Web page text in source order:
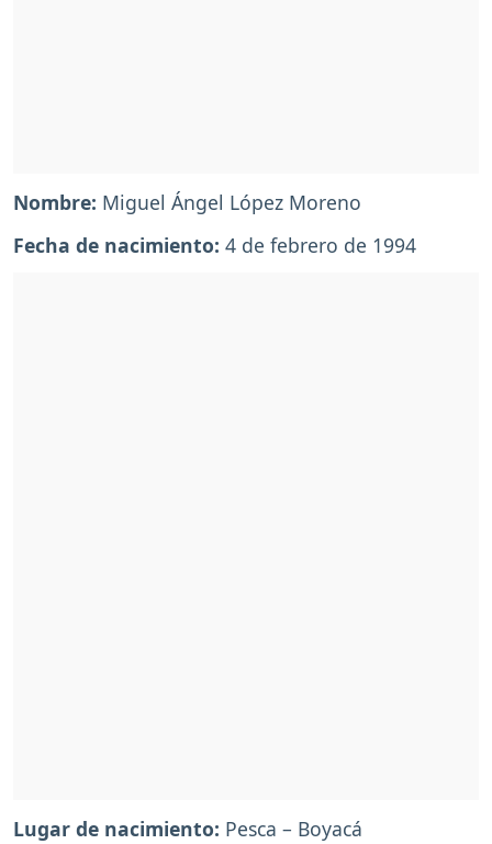
Nombre: Miguel Ángel López Moreno
Fecha de nacimiento: 4 de febrero de 1994
Lugar de nacimiento: Pesca – Boyacá